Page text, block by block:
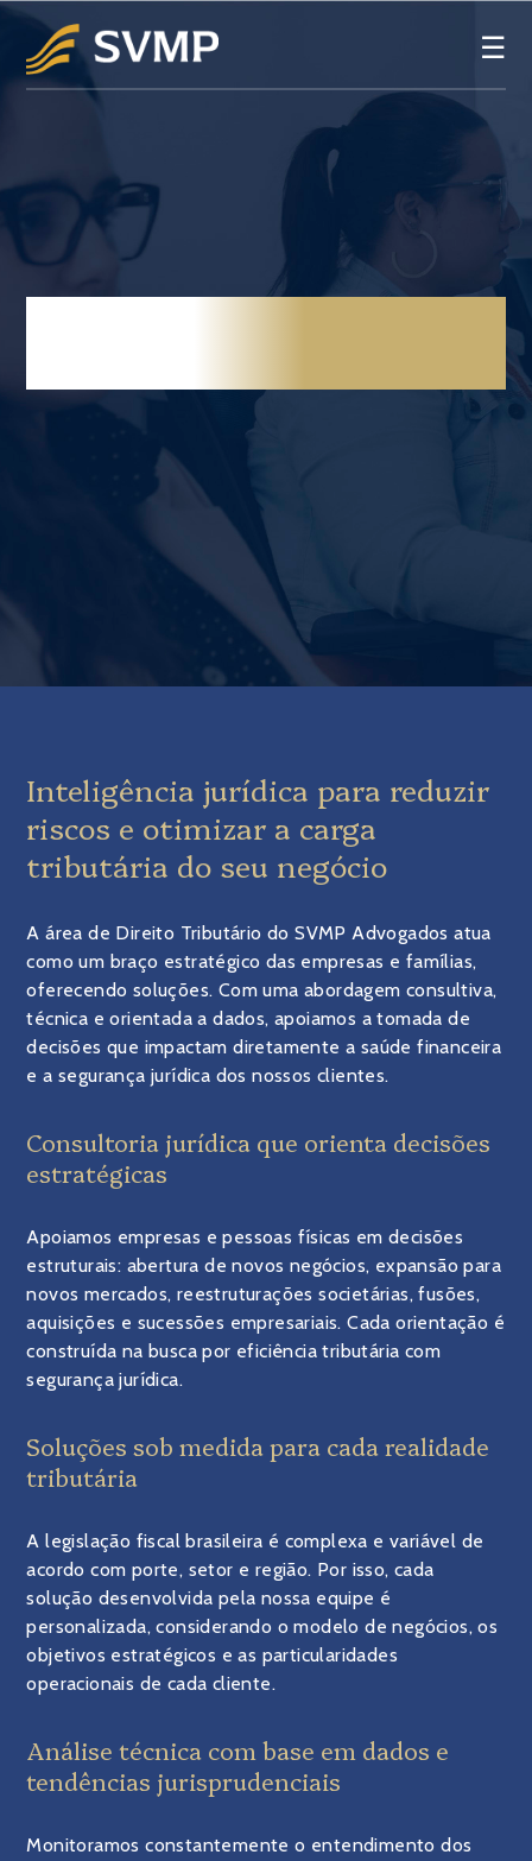
☰
Inteligência jurídica para reduzir
riscos e otimizar a carga
tributária do seu negócio
A área de Direito Tributário do SVMP Advogados atua
como um braço estratégico das empresas e famílias,
oferecendo soluções. Com uma abordagem consultiva,
técnica e orientada a dados, apoiamos a tomada de
decisões que impactam diretamente a saúde financeira
e a segurança jurídica dos nossos clientes.
Consultoria jurídica que orienta decisões
estratégicas
Apoiamos empresas e pessoas físicas em decisões
estruturais: abertura de novos negócios, expansão para
novos mercados, reestruturações societárias, fusões,
aquisições e sucessões empresariais. Cada orientação é
construída na busca por eficiência tributária com
segurança jurídica.
Soluções sob medida para cada realidade
tributária
A legislação fiscal brasileira é complexa e variável de
acordo com porte, setor e região. Por isso, cada
solução desenvolvida pela nossa equipe é
personalizada, considerando o modelo de negócios, os
objetivos estratégicos e as particularidades
operacionais de cada cliente.
Análise técnica com base em dados e
tendências jurisprudenciais
Monitoramos constantemente o entendimento dos